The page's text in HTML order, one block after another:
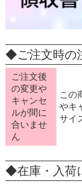
◆ご注文時の
ご注文後
の変更や
キャンセ
ルが間に
合いませ
ん
この
やキ
サイ
◆在庫・入荷